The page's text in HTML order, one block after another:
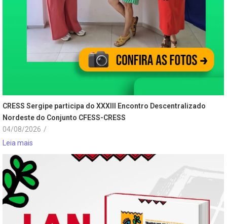
CRESS Sergipe participa do XXXIII Encontro Descentralizado
Nordeste do Conjunto CFESS-CRESS
04/08/2026 /
Leia mais